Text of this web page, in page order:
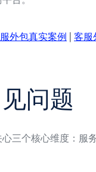
外包真实案例 客服
问题
三个核心维度：服